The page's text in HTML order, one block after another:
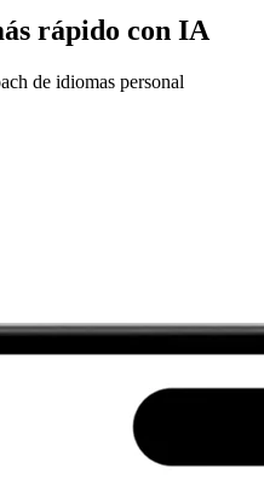
rápido con IA
de idiomas personal